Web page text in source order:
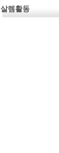
살렘활동